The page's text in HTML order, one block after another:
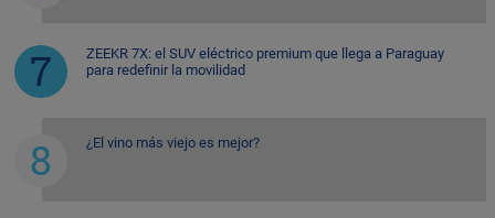
ZEEKR 7X: el SUV eléctrico premium que llega a Paraguay
para redefinir la movilidad
¿El vino más viejo es mejor?